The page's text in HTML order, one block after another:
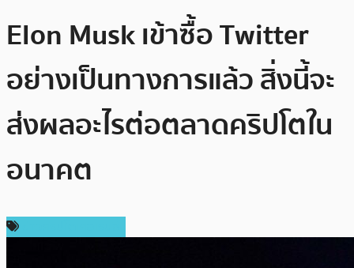
Elon Musk เข้าซื้อ Twitter
อย่างเป็นทางการแล้ว สิ่งนี้จะ
ส่งผลอะไรต่อตลาดคริปโตใน
อนาคต